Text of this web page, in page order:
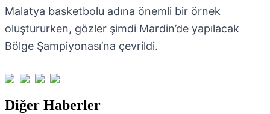
Malatya basketbolu adına önemli bir örnek
oluştururken, gözler şimdi Mardin’de yapılacak
Bölge Şampiyonası’na çevrildi.
Diğer Haberler